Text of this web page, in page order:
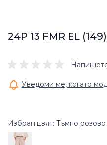
24P 13 FMR EL
Уведоми ме, когато
Избран цвят: Тъмно розово